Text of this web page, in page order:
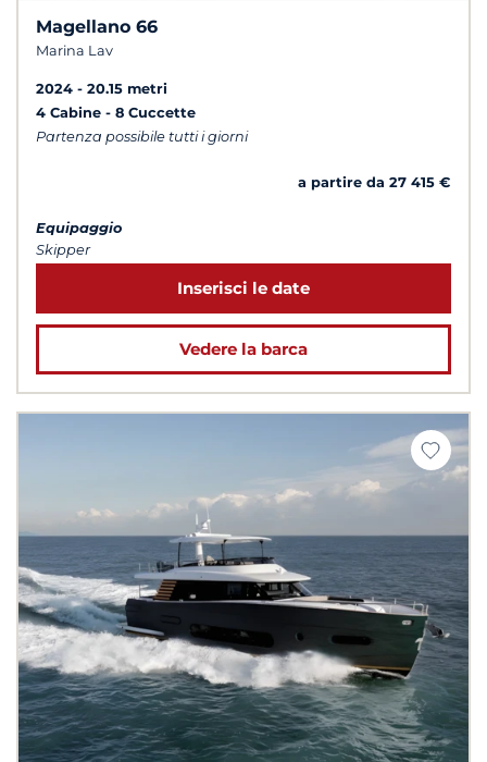
Magellano 66
Marina Lav
2024
20.15 metri
4 Cabine
8 Cuccette
Partenza possibile tutti i giorni
a partire da 27 415 €
Equipaggio
Skipper
Inserisci le date
Vedere la barca